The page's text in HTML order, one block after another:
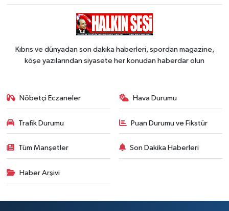
Kıbrıs ve dünyadan son dakika haberleri, spordan magazine,
köşe yazılarından siyasete her konudan haberdar olun
Nöbetçi Eczaneler Hava Durumu
Trafik Durumu Puan Durumu ve Fikstür
Tüm Manşetler Son Dakika Haberleri
Haber Arşivi